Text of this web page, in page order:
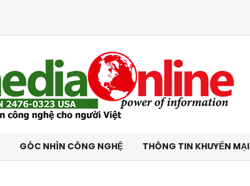
GÓC NHÌN CÔNG NGHỆ THÔNG TIN KHUYẾN MẠI